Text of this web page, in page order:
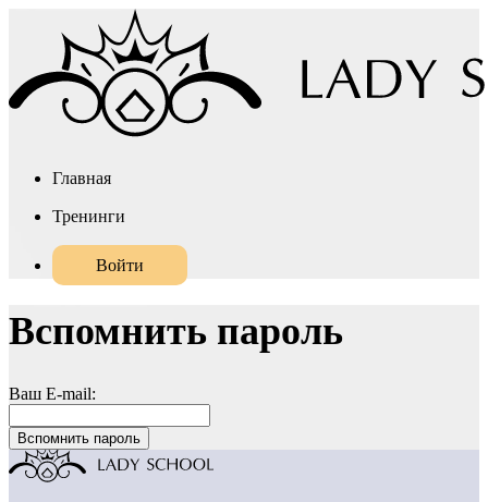
Главная
Тренинги
Войти
Вспомнить пароль
Ваш E-mail: